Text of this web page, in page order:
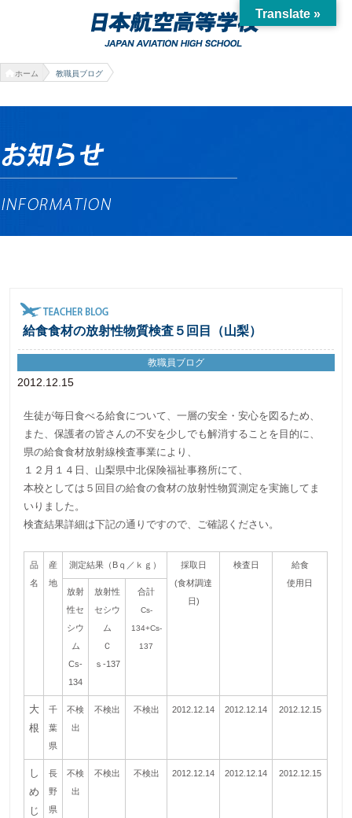
ホーム 教職員ブログ
給食食材の放射性物質検査５回目（山梨）
2012.12.15
教職員ブログ
生徒が毎日食べる給食について、一層の安全・安心を図るため、
また、保護者の皆さんの不安を少しでも解消することを目的に、
県の給食食材放射線検査事業により、
１２月１４日、山梨県中北保険福祉事務所にて、
本校としては５回目の給食の食材の放射性物質測定を実施してま
いりました。
検査結果詳細は下記の通りですので、ご確認ください。
品
名
産
地
測定結果（Bｑ／ｋｇ）
採取日
(食材調達
日)
検査日
給食
使用日
放射
性セ
シウ
ム
Cs-
134
放射性
セシウ
ム
Ｃ
ｓ-137
合計
Cs-
134+Cs-
137
大
根
千
葉
県
不検
出
不検出 不検出 2012.12.14 2012.12.14 2012.12.15
し
め
じ
長
野
県
不検
出
不検出 不検出 2012.12.14 2012.12.14 2012.12.15
Translate »